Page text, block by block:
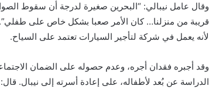
وقال عامل نيبالي: “البحرين صغيرة لدرجة أن سقوط
قريبة من منزلنا… كان الأمر صعبا بشكل خاص على طفلي”.
لأنه يعمل في شركة لتأجير السيارات تعتمد على السياح.
وقد أجبره فقدان أجره، وعدم حصوله على الضمان
الدراسة عن بُعد لأطفاله، على إعادة أسرته إلى نيبال.